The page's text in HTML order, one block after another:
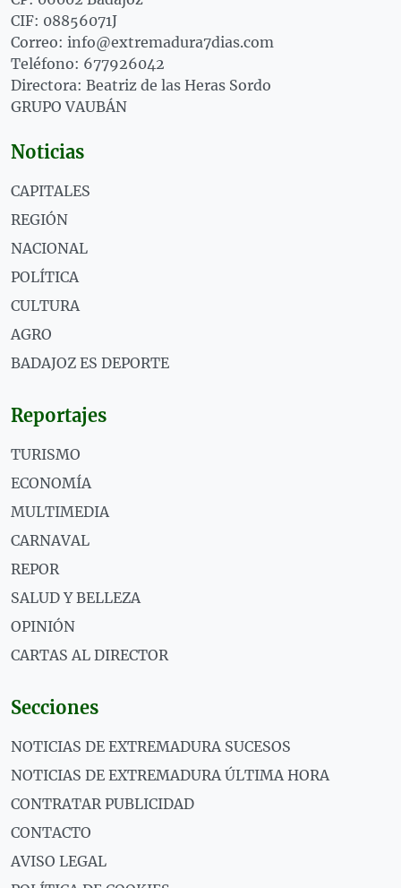
CIF: 08856071J
Correo: info@extremadura7dias.com
Teléfono: 677926042
Directora: Beatriz de las Heras Sordo
GRUPO VAUBÁN
Noticias
CAPITALES
REGIÓN
NACIONAL
POLÍTICA
CULTURA
AGRO
BADAJOZ ES DEPORTE
Reportajes
TURISMO
ECONOMÍA
MULTIMEDIA
CARNAVAL
REPOR
SALUD Y BELLEZA
OPINIÓN
CARTAS AL DIRECTOR
Secciones
NOTICIAS DE EXTREMADURA SUCESOS
NOTICIAS DE EXTREMADURA ÚLTIMA HORA
CONTRATAR PUBLICIDAD
CONTACTO
AVISO LEGAL